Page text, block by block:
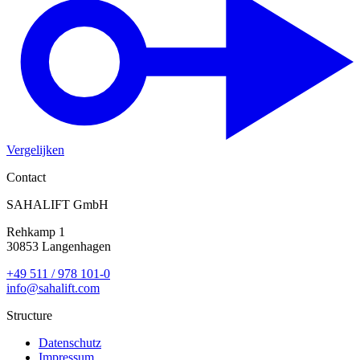
Vergelijken
Contact
SAHALIFT GmbH
Rehkamp 1
30853 Langenhagen
+49 511 / 978 101-0
info@sahalift.com
Structure
Datenschutz
Impressum